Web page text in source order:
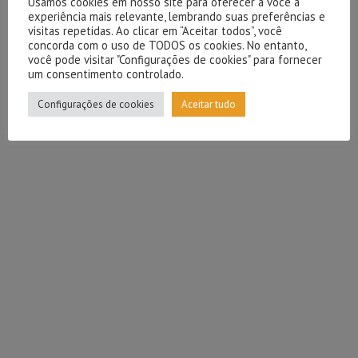
experiência mais relevante, lembrando suas preferências e
visitas repetidas. Ao clicar em “Aceitar todos”, você
concorda com o uso de TODOS os cookies. No entanto,
você pode visitar "Configurações de cookies" para fornecer
um consentimento controlado.
Configurações de cookies Aceitar tudo